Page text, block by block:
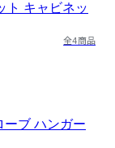
全4商品